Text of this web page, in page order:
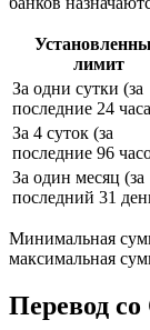
лимит
За одни сутки (за
последние 24
За 4 суток (за
последние 96
За один месяц (за
последний 31
Минимальная
максимальная
Перевод